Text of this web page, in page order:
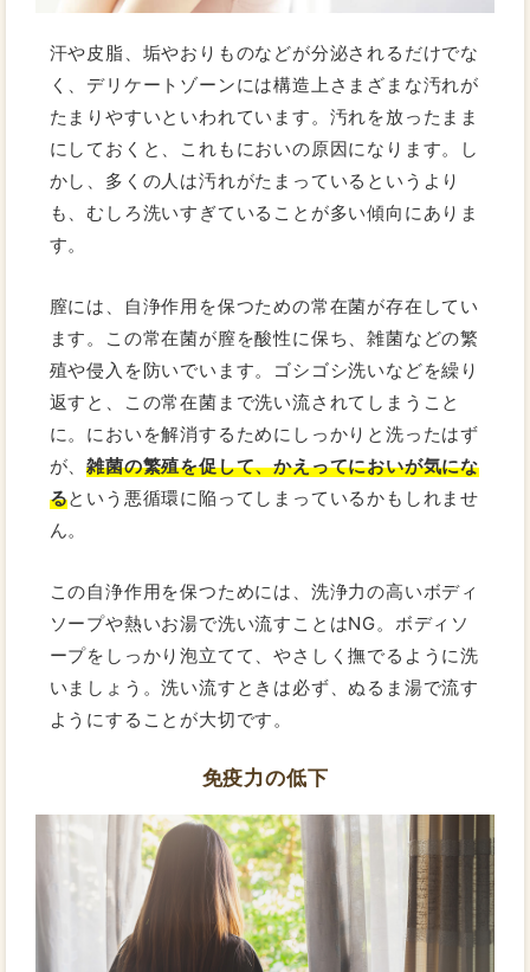
汗や皮脂、垢やおりものなどが分泌されるだけでな
く、デリケートゾーンには構造上さまざまな汚れが
たまりやすいといわれています。汚れを放ったまま
にしておくと、これもにおいの原因になります。し
かし、多くの人は汚れがたまっているというより
も、むしろ洗いすぎていることが多い傾向にありま
す。
膣には、自浄作用を保つための常在菌が存在してい
ます。この常在菌が膣を酸性に保ち、雑菌などの繁
殖や侵入を防いでいます。ゴシゴシ洗いなどを繰り
返すと、この常在菌まで洗い流されてしまうこと
に。においを解消するためにしっかりと洗ったはず
が、雑菌の繁殖を促して、かえってにおいが気にな
るという悪循環に陥ってしまっているかもしれませ
ん。
この自浄作用を保つためには、洗浄力の高いボディ
ソープや熱いお湯で洗い流すことはNG。ボディソ
ープをしっかり泡立てて、やさしく撫でるように洗
いましょう。洗い流すときは必ず、ぬるま湯で流す
ようにすることが大切です。
免疫力の低下